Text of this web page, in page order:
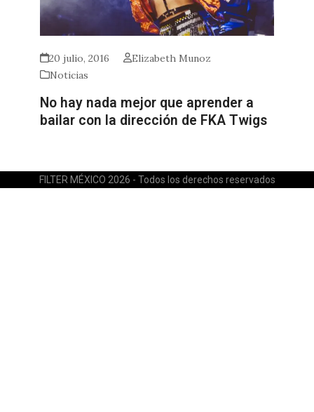
20 julio, 2016
Elizabeth Munoz
Noticias
No hay nada mejor que aprender a
bailar con la dirección de FKA Twigs
FILTER MÉXICO 2026 - Todos los derechos reservados